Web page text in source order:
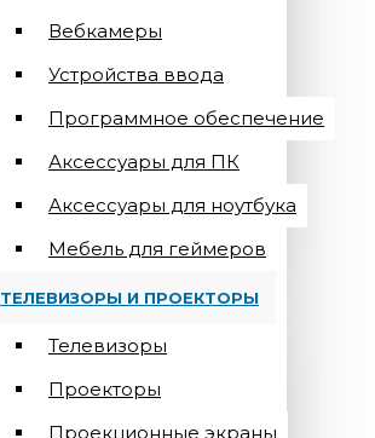
Вебкамеры
Устройства ввода
Программное обеспечение
Аксессуары для ПК
Аксессуары для ноутбука
Мебель для геймеров
ТЕЛЕВИЗОРЫ И ПРОЕКТОРЫ
Телевизоры
Проекторы
Проекционные экраны